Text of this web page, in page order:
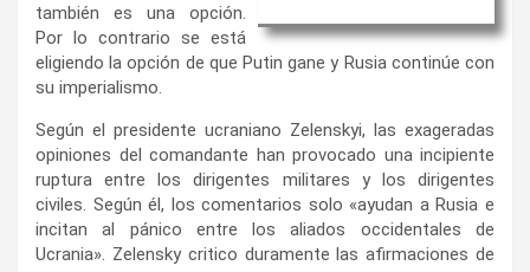
también es una opción.
Por lo contrario se está
eligiendo la opción de que Putin gane y Rusia continúe con
su imperialismo.
Según el presidente ucraniano Zelenskyi, las exageradas
opiniones del comandante han provocado una incipiente
ruptura entre los dirigentes militares y los dirigentes
civiles. Según él, los comentarios solo «ayudan a Rusia e
incitan al pánico entre los aliados occidentales de
Ucrania». Zelensky critico duramente las afirmaciones de